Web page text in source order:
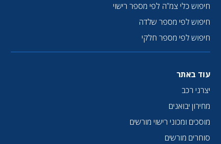
חיפוש כלי צמ”ה לפי מספר רישוי
חיפוש לפי מספר שלדה
חיפוש לפי מספר חלקי
עוד באתר
יצרני רכב
מחירון יבואנים
מוסכים ומכוני רישוי מורשים
סוחרים מורשים